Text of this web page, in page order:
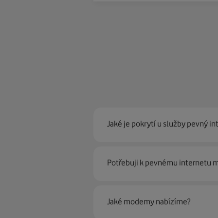
Jaké je pokrytí u služby pevný
Pevný internet můžeme
Potřebuji k pevnému internetu
Ano, potřebujete. Rádi vám ho
Jaké modemy nabízíme?